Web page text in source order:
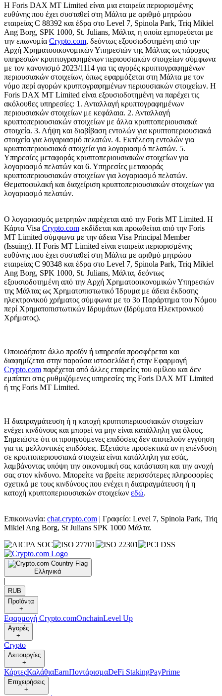
Η Foris DAX MT Limited είναι μια εταιρεία περιορισμένης
ευθύνης που έχει συσταθεί στη Μάλτα με αριθμό μητρώου
εταιρείας C 88392 και έδρα στο Level 7, Spinola Park, Triq Mikiel
Ang Borg, SPK 1000, St. Julians, Μάλτα, η οποία εμπορεύεται με
την επωνυμία Crypto.com, δεόντως εξουσιοδοτημένη από την
Αρχή Χρηματοοικονομικών Υπηρεσιών της Μάλτας ως πάροχος
υπηρεσιών κρυπτογραφημένων περιουσιακών στοιχείων σύμφωνα
με τον κανονισμό 2023/1114 για τις αγορές κρυπτογραφημένων
περιουσιακών στοιχείων, όπως εφαρμόζεται στη Μάλτα με τον
νόμο περί αγορών κρυπτογραφημένων περιουσιακών στοιχείων. Η
Foris DAX MT Limited είναι εξουσιοδοτημένη να παρέχει τις
ακόλουθες υπηρεσίες: 1. Ανταλλαγή κρυπτογραφημένων
περιουσιακών στοιχείων με κεφάλαια. 2. Ανταλλαγή
κρυπτοπεριουσιακών στοιχείων με άλλα κρυπτοπεριουσιακά
στοιχεία. 3. Λήψη και διαβίβαση εντολών για κρυπτοπεριουσιακά
στοιχεία για λογαριασμό πελατών. 4. Εκτέλεση εντολών για
κρυπτοπεριουσιακά στοιχεία για λογαριασμό πελατών. 5.
Υπηρεσίες μεταφοράς κρυπτοπεριουσιακών στοιχείων για
λογαριασμό πελατών και 6. Υπηρεσίες μεταφοράς
κρυπτοπεριουσιακών στοιχείων για λογαριασμό πελατών.
Θεματοφυλακή και διαχείριση κρυπτοπεριουσιακών στοιχείων για
λογαριασμό πελατών.
Ο λογαριασμός μετρητών παρέχεται από την Foris MT Limited. Η
Κάρτα Visa Crypto.com εκδίδεται και προωθείται από την Foris
MT Limited σύμφωνα με την άδεια Visa Principal Member
(Issuing). Η Foris MT Limited είναι εταιρεία περιορισμένης
ευθύνης που έχει συσταθεί στη Μάλτα με αριθμό μητρώου
εταιρείας C 90348 και έδρα στο Level 7, Spinola Park, Triq Mikiel
Ang Borg, SPK 1000, St. Julians, Μάλτα, δεόντως
εξουσιοδοτημένη από την Αρχή Χρηματοοικονομικών Υπηρεσιών
της Μάλτας ως Χρηματοπιστωτικό Ίδρυμα με άδεια έκδοσης
ηλεκτρονικού χρήματος σύμφωνα με το 3ο Παράρτημα του Νόμου
περί Χρηματοπιστωτικών Ιδρυμάτων (Ιδρύματα Ηλεκτρονικού
Χρήματος).
Οποιοδήποτε άλλο προϊόν ή υπηρεσία προσφέρεται και
διαφημίζεται στην παρούσα ιστοσελίδα ή στην Εφαρμογή
Crypto.com παρέχεται από άλλες εταιρείες του ομίλου και δεν
εμπίπτει στις ρυθμιζόμενες υπηρεσίες της Foris DAX MT Limited
ή της Foris MT Limited.
Η διαπραγμάτευση ή η κατοχή κρυπτοπεριουσιακών στοιχείων
ενέχει κινδύνους και μπορεί να μην είναι κατάλληλη για όλους.
Σημειώστε ότι οι προηγούμενες επιδόσεις δεν αποτελούν εγγύηση
για τις μελλοντικές επιδόσεις. Εξετάστε προσεκτικά αν η επένδυση
σε κρυπτοπεριουσιακά στοιχεία είναι κατάλληλη για εσάς,
λαμβάνοντας υπόψη την οικονομική σας κατάσταση και την ανοχή
σας στον κίνδυνο. Μπορείτε να βρείτε περισσότερες πληροφορίες
σχετικά με τους κινδύνους που ενέχει η διαπραγμάτευση ή η
κατοχή κρυπτοπεριουσιακών στοιχείων εδώ.
Επικοινωνία: chat.crypto.com | Γραφείο: Level 7, Spinola Park, Triq
Mikiel Ang Borg, St Julians SPK 1000 Μάλτα.
Ελληνικά
|
RUB
Προϊόντα
+
Εφαρμογή Crypto.comOnchainLevel Up
Αγορές
+
Crypto
Λειτουργίες
+
ΚάρτεςΚαλάθιαEarnΠοντάρισμαDeFi StakingPayPrime
Επιχειρήσεις
+